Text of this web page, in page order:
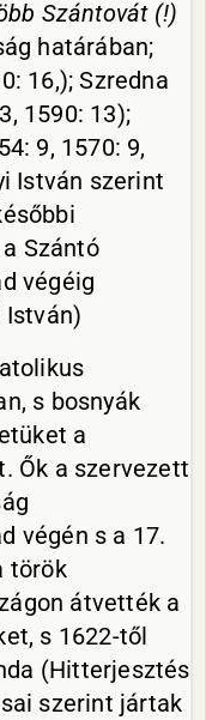
Szántovát (!)
határában;
16,); Szredna
1590: 13);
9, 1570: 9,
István szerint
Szántó
végéig
István)
s bosnyák
a
Ők a szervezett
végén s a 17.
török
átvették a
s 1622-től
(Hitterjesztés
szerint jártak